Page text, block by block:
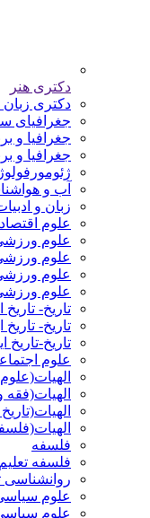
دکتری هنر
دکتری
جغرافیای
جغرافیا و
جغرافیا و
آب و
زبان و
علوم
علوم
علوم
علوم
علوم
تاریخ- تاریخ
تاریخ- تاریخ
تاریخ-تاریخ
علوم
فلسفه
فلسفه
روانشناسی
علوم
علوم